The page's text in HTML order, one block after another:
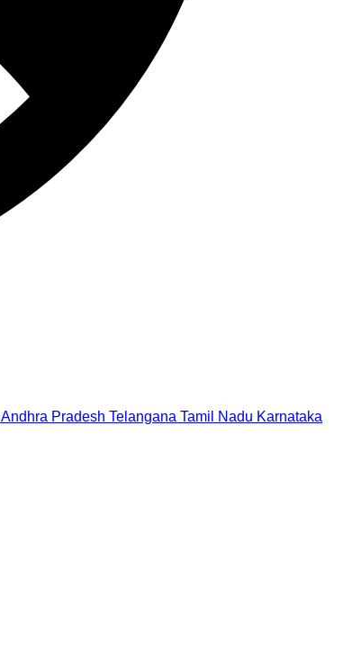
Andhra Pradesh Telangana Tamil Nadu Karnataka